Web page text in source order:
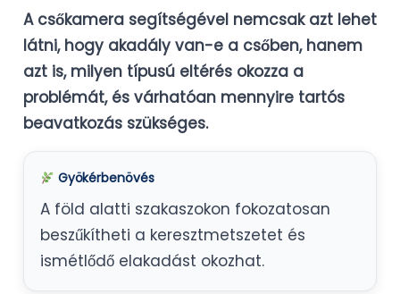
A csőkamera segítségével nemcsak azt lehet
látni, hogy akadály van-e a csőben, hanem
azt is, milyen típusú eltérés okozza a
problémát, és várhatóan mennyire tartós
beavatkozás szükséges.
Gyökérbenövés
A föld alatti szakaszokon fokozatosan
beszűkítheti a keresztmetszetet és
ismétlődő elakadást okozhat.